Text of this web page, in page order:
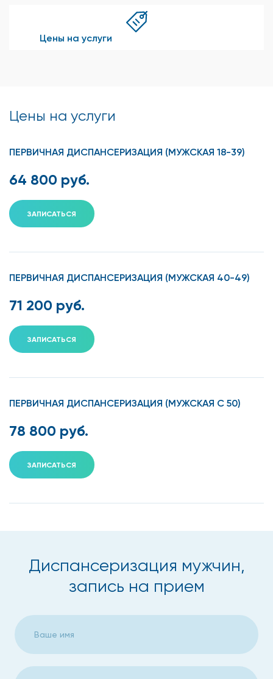
Цены на услуги
Цены на услуги
ПЕРВИЧНАЯ ДИСПАНСЕРИЗАЦИЯ (МУЖСКАЯ 18-39)
64 800 руб.
ЗАПИСАТЬСЯ
ПЕРВИЧНАЯ ДИСПАНСЕРИЗАЦИЯ (МУЖСКАЯ 40-49)
71 200 руб.
ЗАПИСАТЬСЯ
ПЕРВИЧНАЯ ДИСПАНСЕРИЗАЦИЯ (МУЖСКАЯ С 50)
78 800 руб.
ЗАПИСАТЬСЯ
Диспансеризация мужчин,
запись на прием